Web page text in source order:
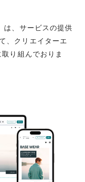
は、サービスの提供
、クリエイターエ
り組んでおりま